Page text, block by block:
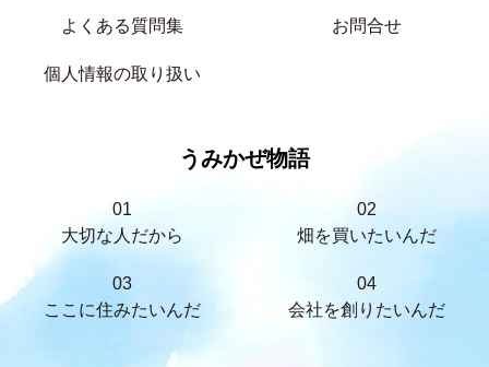
よくある質問集 お問合せ
個人情報の取り扱い
うみかぜ物語
01
大切な人だから
02
畑を買いたいんだ
03
ここに住みたいんだ
04
会社を創りたいんだ